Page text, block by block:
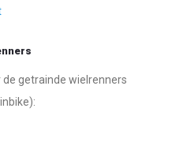
getrainde wielrenners